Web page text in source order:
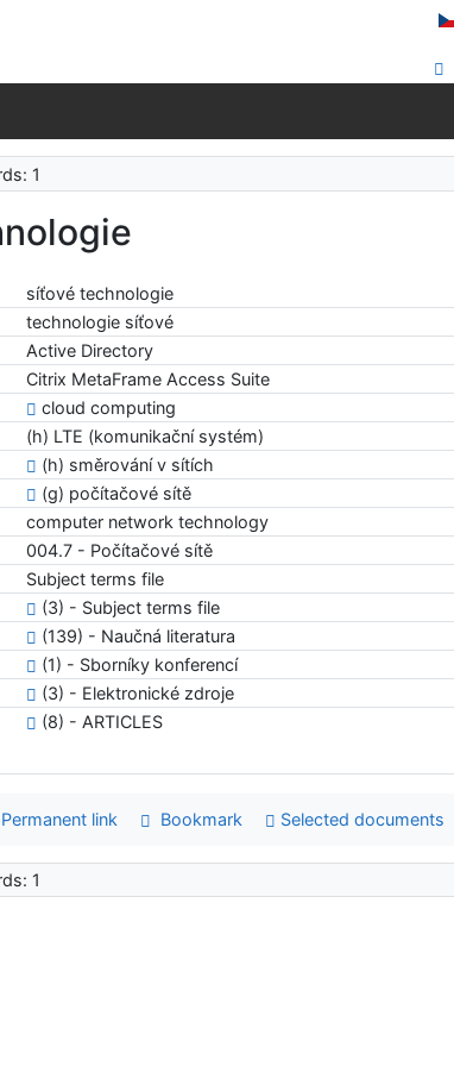
1
síťové technologie
technologie síťové
Active Directory
Citrix MetaFrame Access Suite
cloud computing
(h) LTE (komunikační systém)
(h) směrování v sítích
(g) počítačové sítě
computer network technology
004.7 - Počítačové sítě
Subject terms file
(3) - Subject terms file
(139) - Naučná literatura
(1) - Sborníky konferencí
(3) - Elektronické zdroje
(8) - ARTICLES
Permanent link Bookmark Selected documents
1